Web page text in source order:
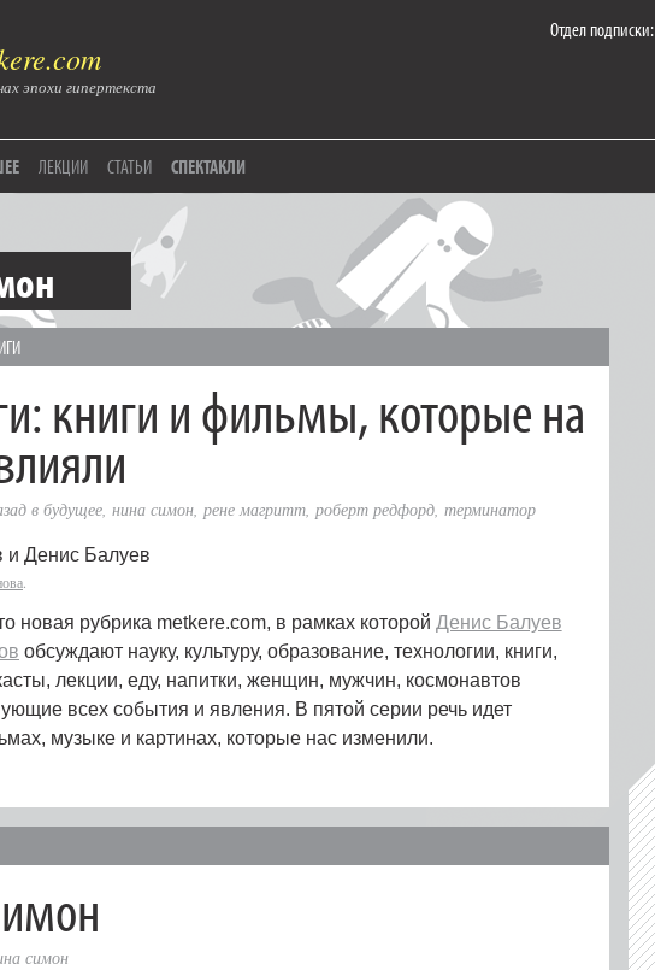
эпохи гипертекста
Отдел подписки:
ЛЕКЦИИ СТАТЬИ СПЕКТАКЛИ
книги и фильмы, которые на
в будущее, нина симон, рене магритт, роберт редфорд, терминатор
новая рубрика metkere.com, в рамках которой Денис Балуев
обсуждают науку, культуру, образование, технологии, книги,
лекции, еду, напитки, женщин, мужчин, космонавтов
всех события и явления. В пятой серии речь идет
музыке и картинах, которые нас изменили.
симон